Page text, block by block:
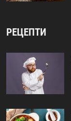
РЕЦЕПТИ